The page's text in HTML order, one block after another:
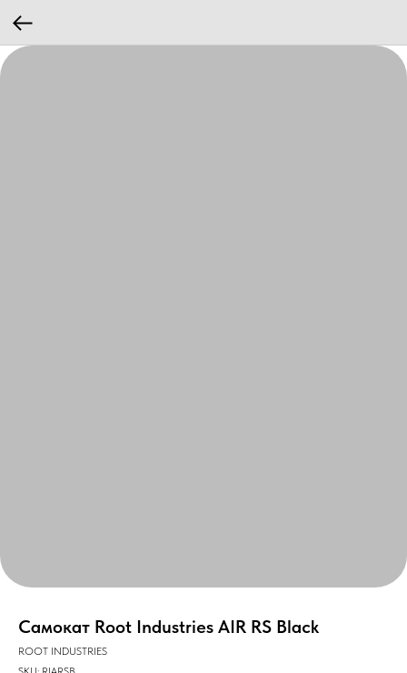
Самокат Root Industries AIR RS Black
ROOT INDUSTRIES